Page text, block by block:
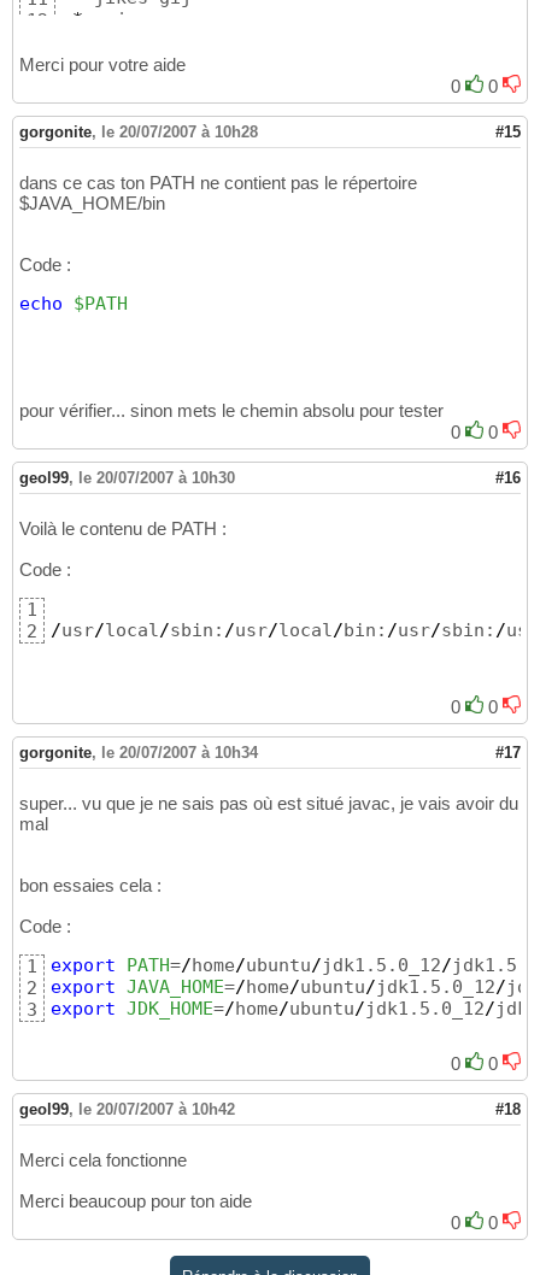
12
14
16
17
* ecj
* jikes-sun
selected
Assurez vous d'avoir activé le composant '
bash: javac : commande introuvable
Merci pour votre aide
0
0
gorgonite, le 20/07/2007 à 10h28 #15
dans ce cas ton PATH ne contient pas le répertoire
$JAVA_HOME/bin
Code :
echo $PATH
pour vérifier... sinon mets le chemin absolu pour tester
0
0
geol99, le 20/07/2007 à 10h30 #16
Voilà le contenu de PATH :
Code :
1
2
/usr/local /sbin: /usr/local /bin: /usr/sbin: /usr
0 0
gorgonite, le 20/07/2007 à 10h34 #17
super... vu que je ne sais pas où est situé javac, je vais avoir du
mal
bon essaies cela :
Code :
1
2
3
export PATH=/home/ubuntu/jdk1.5.0_12/
export JAVA_HOME=/home/ubuntu/jdk1.5.0_12/
export JDK_HOME=/home/ubuntu/jdk1.5.0_12/
0 0
geol99, le 20/07/2007 à 10h42 #18
Merci cela fonctionne
Merci beaucoup pour ton aide
0
0